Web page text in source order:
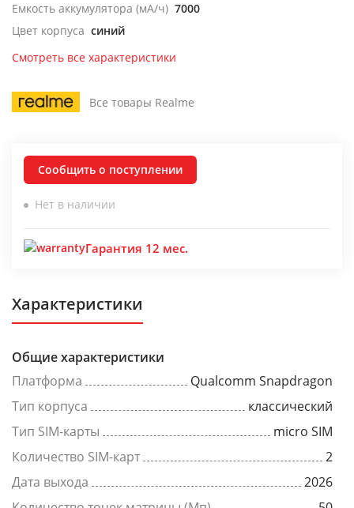
Емкость аккумулятора (мА/ч) 7000
Цвет корпуса синий
Смотреть все характеристики
Все товары Realme
Сообщить о поступлении
Нет в наличии
Гарантия 12 мес.
Характеристики
Общие характеристики
Платформа
Qualcomm Snapdragon
Тип корпуса
классический
Тип SIM-карты
micro SIM
Количество SIM-карт
2
Дата выхода
2026